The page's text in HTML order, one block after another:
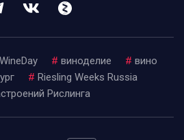
# виноделие # вино
# Riesling Weeks Russia
Рислинга